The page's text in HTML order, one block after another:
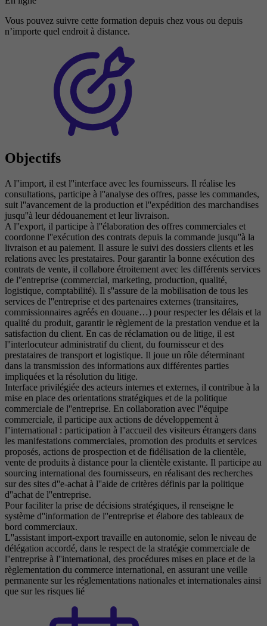
Vous pouvez suivre cette formation depuis chez vous ou depuis
n’importe quel endroit à distance.
Objectifs
A l''import, il est l''interface avec les fournisseurs. Il réalise les
consultations, participe à l''analyse des offres, passe les commandes,
suit l''avancement de la production et l''expédition des marchandises
jusqu''à leur dédouanement et leur livraison.
A l''export, il participe à l''élaboration des offres commerciales et
coordonne l''exécution des contrats depuis la commande jusqu''à la
livraison et au paiement. Il assure le suivi des dossiers clients et les
relations avec les prestataires. Pour garantir la bonne exécution des
contrats de vente, il collabore étroitement avec les différents services
de l''entreprise (commercial, marketing, production, qualité,
logistique, comptabilité). Il s''assure de la mobilisation de tous les
services de l''entreprise et des partenaires externes (transitaires,
commissionnaires agréés en douane…) pour respecter les délais et la
qualité du produit, garantir le règlement de la prestation vendue et la
satisfaction du client. En cas de réclamation ou de litige, il est
l''interlocuteur administratif du client, du fournisseur et des
prestataires de transport et logistique. Il joue un rôle déterminant
dans la transmission des informations aux différentes parties
impliquées et la résolution du litige.
Interface privilégiée des acteurs internes et externes, il contribue à la
mise en place des orientations stratégiques et de la politique
commerciale de l''entreprise. En collaboration avec l''équipe
commerciale, il participe aux actions de développement à
l''international : participation à l''accueil des visiteurs étrangers dans
les manifestations commerciales, promotion des produits et services
proposés, actions de prospection et de fidélisation de la clientèle,
vente de produits à distance pour la clientèle existante. Il participe au
sourcing international des fournisseurs, en réalisant des recherches
sur des sites d''e-achat à l''aide de critères définis par la politique
d''achat de l''entreprise.
Pour faciliter la prise de décisions stratégiques, il renseigne le
système d''information de l''entreprise et élabore des tableaux de
bord commerciaux.
L''assistant import-export travaille en autonomie, selon le niveau de
délégation accordé, dans le respect de la stratégie commerciale de
l''entreprise à l''international, des procédures mises en place et de la
règlementation du commerce international, en assurant une veille
permanente sur les réglementations nationales et internationales ainsi
que sur les risques lié